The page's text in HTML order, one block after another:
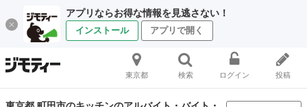
アプリならお得な情報を見逃さない！
インストール アプリで開く
東京都 検索 ログイン 投稿